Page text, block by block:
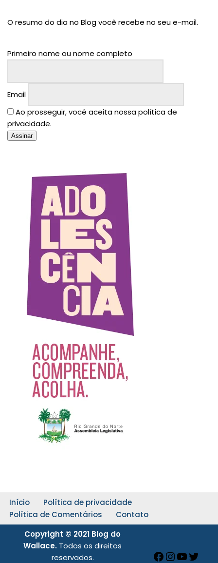
O resumo do dia no Blog você recebe no seu e-mail.
Primeiro nome ou nome completo
Email
Ao prosseguir, você aceita nossa política de
privacidade.
Início
Política de privacidade
Política de Comentários
Contato
Copyright © 2021 Blog do
Wallace. Todos os direitos
reservados.